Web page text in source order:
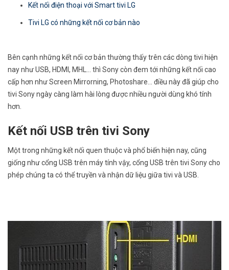
Kết nối điện thoại với Smart tivi LG
Tivi LG có những kết nối cơ bản nào
Bên cạnh những kết nối cơ bản thường thấy trên các dòng tivi hiện
nay như USB, HDMI, MHL... thì Sony còn đem tới những kết nối cao
cấp hơn như Screen Mirrorning, Photoshare... điều này đã giúp cho
tivi Sony ngày càng làm hài lòng được nhiều người dùng khó tính
hơn.
Kết nối USB trên tivi Sony
Một trong những kết nối quen thuộc và phổ biến hiện nay, cũng
giống như cổng USB trên máy tính vậy, cổng USB trên tivi Sony cho
phép chúng ta có thể truyền và nhận dữ liệu giữa tivi và USB.